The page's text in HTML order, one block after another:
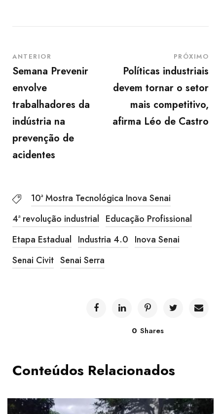
ANTERIOR
Semana Prevenir
envolve
trabalhadores da
indústria na
prevenção de
acidentes
PRÓXIMO
Políticas industriais
devem tornar o setor
mais competitivo,
afirma Léo de Castro
10ª Mostra Tecnológica Inova Senai
4ª revolução industrial Educação Profissional
Etapa Estadual Industria 4.0 Inova Senai
Senai Civit Senai Serra
0 Shares
Conteúdos Relacionados